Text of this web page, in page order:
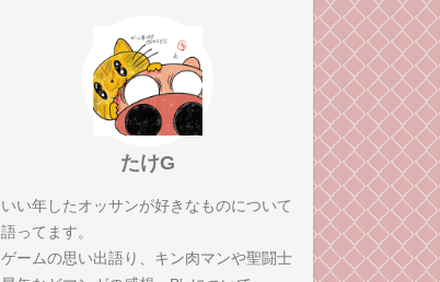
たけG
いい年したオッサンが好きなものについて
語ってます。
ゲームの思い出語り、キン肉マンや聖闘士